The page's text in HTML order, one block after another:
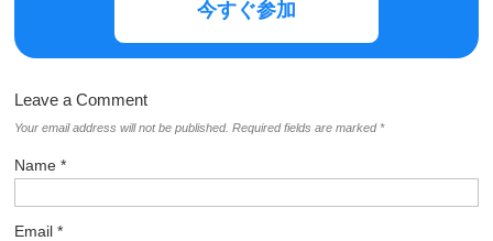
Your email address will not be published.
Email*